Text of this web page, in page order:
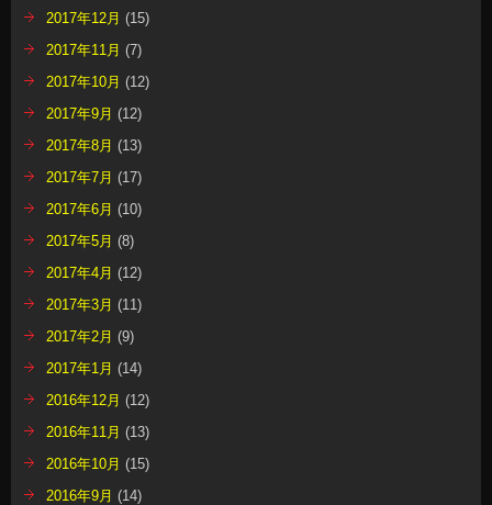
2017年12月 (15)
2017年11月 (7)
2017年10月 (12)
2017年9月 (12)
2017年8月 (13)
2017年7月 (17)
2017年6月 (10)
2017年5月 (8)
2017年4月 (12)
2017年3月 (11)
2017年2月 (9)
2017年1月 (14)
2016年12月 (12)
2016年11月 (13)
2016年10月 (15)
2016年9月 (14)